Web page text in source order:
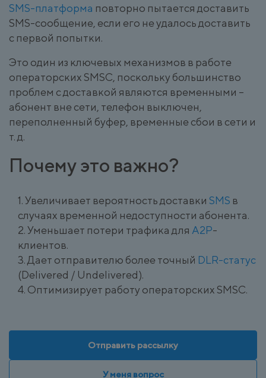
SMS-платформа повторно пытается доставить
SMS-сообщение, если его не удалось доставить
с первой попытки.
Это один из ключевых механизмов в работе
операторских SMSC, поскольку большинство
проблем с доставкой являются временными –
абонент вне сети, телефон выключен,
переполненный буфер, временные сбои в сети и
т. д.
Почему это важно?
Увеличивает вероятность доставки SMS в
случаях временной недоступности абонента.
Уменьшает потери трафика для A2P-
клиентов.
Дает отправителю более точный DLR-статус
(Delivered / Undelivered).
Оптимизирует работу операторских SMSC.
Отправить рассылку
У меня вопрос